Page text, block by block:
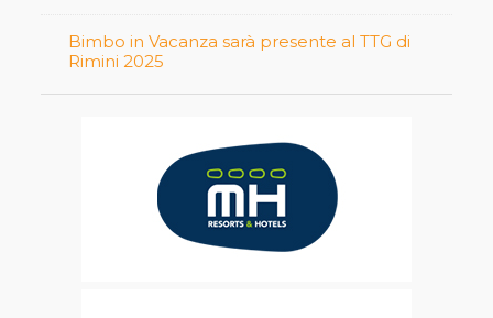
Bimbo in Vacanza sarà presente al TTG di
Rimini 2025